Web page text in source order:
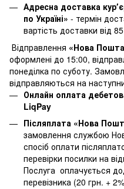
Адресна доставка
по Україні» - термін
вартість доставки від
Відправлення «Нова Пошта
оформлені до 15:00,
понеділка по суботу.
відправляються на
Онлайн оплата
LiqPay
Післяплата «Нова
замовлення службою
спосіб оплати
перевірки посилки на
Послуга оплачується
перевізника (20 грн. +